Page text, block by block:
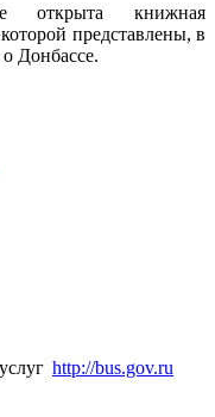
открыта книжная
представлены, в
Донбассе.
http://bus.gov.ru